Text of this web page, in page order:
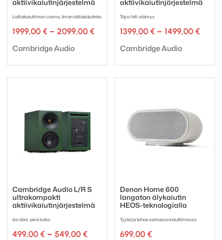
aktiivikaiutinjärjestelmä
Lattiakaiuttimen voima, ilman lattiakaiutinta
1999,00 € – 2099,00 € Hintaluokka:
Tuotemerkki:
Cambridge Audio
aktiivikaiutinjärjestelmä
Täysi hifi-elämys
1399,00 € – 1499,00 €
Tuotemerkki:
Cambridge Audio
Cambridge Audio L/R S
ultrakompakti
aktiivikaiutinjärjestelmä
Iso ääni, pieni koko
499,00 € – 549,00 € Hintaluokka:
Denon Home 600
langaton älykaiutin
HEOS-teknologialla
Tyyliä ja tehoa samassa kaiuttimessa
699,00 €